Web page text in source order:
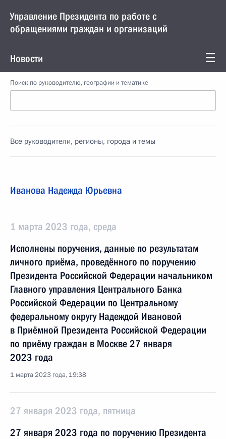
Управление Президента по работе с
обращениями граждан и организаций
Новости
Поиск по руководителю, географии и тематике
Все руководители, регионы, города и темы
Иванова Надежда Юрьевна
1 марта 2023 года, среда
Исполнены поручения, данные по результатам
личного приёма, проведённого по поручению
Президента Российской Федерации начальником
Главного управления Центрального Банка
Российской Федерации по Центральному
федеральному округу Надеждой Ивановой
в Приёмной Президента Российской Федерации
по приёму граждан в Москве 27 января
2023 года
1 марта 2023 года, 19:38
27 января 2023 года, пятница
27 января 2023 года по поручению Президента